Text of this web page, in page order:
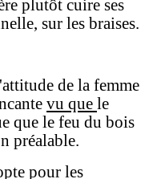
plutôt cuire ses
sur les braises.
de la femme
vu que le
que le feu du bois
préalable.
pour les